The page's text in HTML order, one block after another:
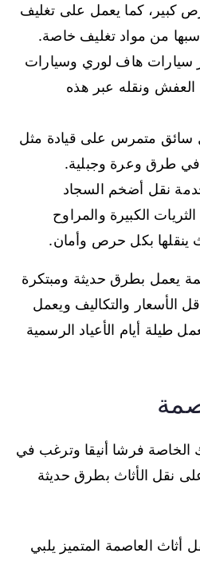
كبير، كما يعمل على تغليف
من مواد تغليف خاصة.
سيارات هاف لوري وسيارات
ونقله عبر هذه
سائق متمرس على قيادة مثل
في طرق وعرة وجبلية.
نقل أضخم السجاد
الكبيرة والمراوح
ينقلها بكل حرص وأمان.
يعمل بطرق حديثة ومبتكرة
الأسعار والتكاليف ويعمل
طيلة أيام الأعياد الرسمية
فرشا أنيقا وترغب في
نقل الأثاث بطرق حديثة
العاصمة المتميز يلبي